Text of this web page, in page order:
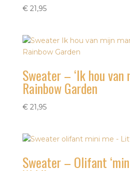
€21,95
Sweater – ‘Ik hou van
Rainbow Garden
€21,95
Sweater – Olifant